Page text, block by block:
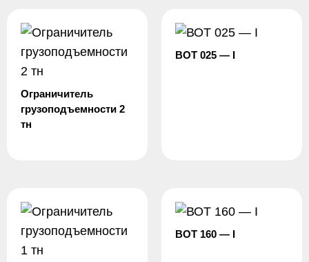
Ограничитель
грузоподъемности 2
тн
ВОТ 025 — I
ВОТ 160 — I